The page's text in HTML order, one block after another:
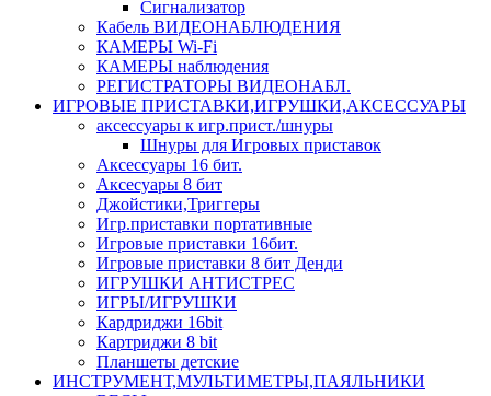
Сигнализатор
Кабель ВИДЕОНАБЛЮДЕНИЯ
КАМЕРЫ Wi-Fi
КАМЕРЫ наблюдения
РЕГИСТРАТОРЫ ВИДЕОНАБЛ.
ИГРОВЫЕ ПРИСТАВКИ,ИГРУШКИ,АКСЕССУАРЫ
аксесcуары к игр.прист./шнуры
Шнуры для Игровых приставок
Аксессуары 16 бит.
Аксесуары 8 бит
Джойстики,Триггеры
Игр.приставки портативные
Игровые приставки 16бит.
Игровые приставки 8 бит Денди
ИГРУШКИ АНТИСТРЕС
ИГРЫ/ИГРУШКИ
Кардриджи 16bit
Картриджи 8 bit
Планшеты детские
ИНСТРУМЕНТ,МУЛЬТИМЕТРЫ,ПАЯЛЬНИКИ